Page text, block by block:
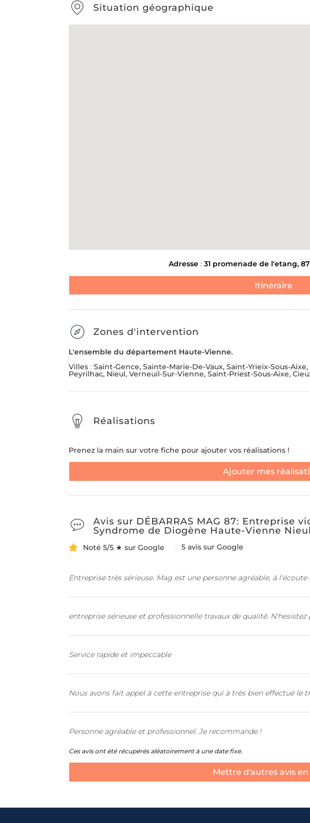
Situation géographique
Adresse: 31 promenade de l'etang,
Itinéraire
Zones d'intervention
L'ensemble du département Haute-Vienne.
Villes :Saint-Gence, Sainte-Marie-De-Vaux, Saint-Yrieix-Sous-
Peyrilhac, Nieul, Verneuil-Sur-Vienne, Saint-Priest-Sous-Aixe,
Réalisations
Prenez la main sur votre fiche pour ajouter vos réalisations !
Ajouter mes
Avis sur DÉBARRAS MAG 87: Entreprise
Syndrome de Diogène Haute-Vienne
Noté 5/5 ★ sur Google 5 avis sur Google
Entreprise très sérieuse. Mag est une personne agréable, à
entreprise sérieuse et professionnelle travaux de qualité.
Service rapide et impeccable
Nous avons fait appel à cette entreprise qui à très bien effectué le
Personne agréable et professionnel. Je recommande !
Ces avis ont été récupérés aléatoirement à une date fixe.
Mettre d'autres avis